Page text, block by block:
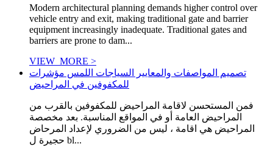
Modern architectural planning demands higher control over
vehicle entry and exit, making traditional gate and barrier
equipment increasingly inadequate. Traditional gates and
barriers are prone to dam...
VIEW_MORE >
تصميم المواصفات والمعايير السياجات اللمس مؤشرات
للمكفوفين في المراحيض
فمن المستحسن لاقامة المراحيض للمكفوفين بالقرب من
المراحيض العامة أو في المواقع المناسبة. بعد مخصصة
المراحيض هي اقامة ، ليس من الضروري لإعداد المرحاض
حجيرة ل bl...